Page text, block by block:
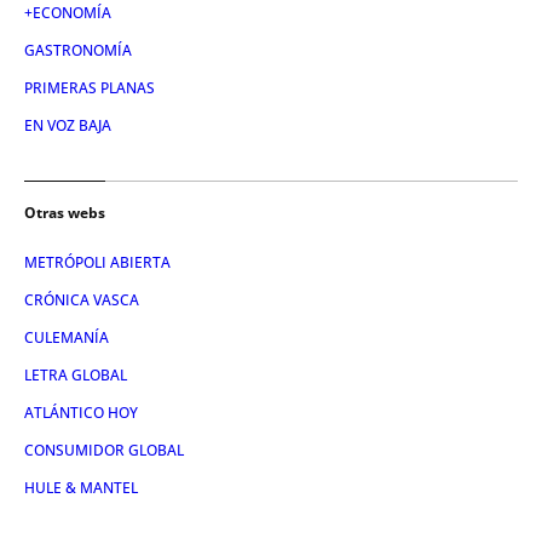
+ECONOMÍA
GASTRONOMÍA
PRIMERAS PLANAS
EN VOZ BAJA
Otras webs
METRÓPOLI ABIERTA
CRÓNICA VASCA
CULEMANÍA
LETRA GLOBAL
ATLÁNTICO HOY
CONSUMIDOR GLOBAL
HULE & MANTEL